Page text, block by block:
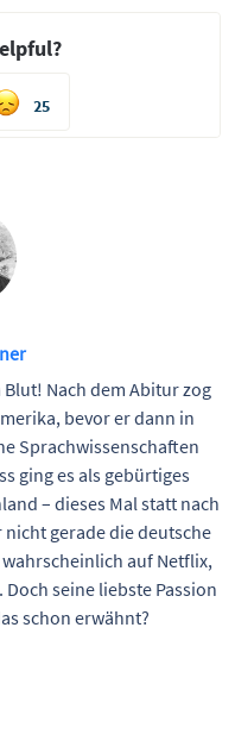
25
Nach dem Abitur zog
bevor er dann in
Sprachwissenschaften
ging es als gebürtiges
– dieses Mal statt nach
gerade die deutsche
auf Netflix,
seine liebste Passion
schon erwähnt?